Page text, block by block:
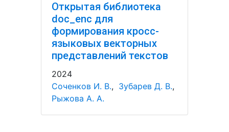
Открытая библиотека
doc_enc для
формирования кросс-
языковых векторных
представлений текстов
2024
Соченков И. В., Зубарев Д. В.,
Рыжова А. А.